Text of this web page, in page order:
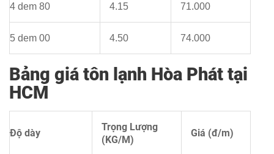
4 dem 80 4.15 71.000
5 dem 00 4.50 74.000
Bảng giá tôn lạnh Hòa Phát tại
HCM
Độ dày
Trọng Lượng
(KG/M)
Giá (đ/m)